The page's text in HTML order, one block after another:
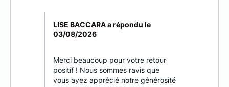
LISE BACCARA a répondu le
03/08/2026
Merci beaucoup pour votre retour
positif ! Nous sommes ravis que
vous ayez apprécié notre générosité